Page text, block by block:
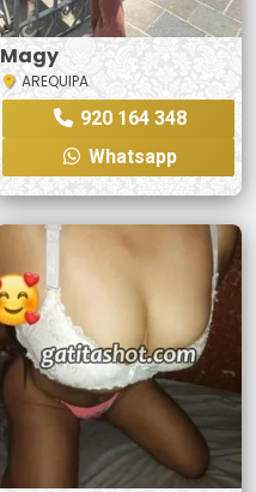
Magy
AREQUIPA
920 164 348
Whatsapp